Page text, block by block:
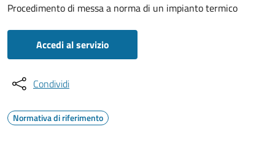
Procedimento di messa a norma di un impianto termico
Accedi al servizio
Condividi
Normativa di riferimento